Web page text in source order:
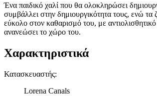
Ένα παιδικό χαλί που θα ολοκληρώσει
συμβάλλει στην δημιουργικότητα τους, ενώ
εύκολο στον καθαρισμό του, με
ανανεώσει το χώρο του.
Χαρακτηριστικά
Κατασκευαστής:
Lorena Canals